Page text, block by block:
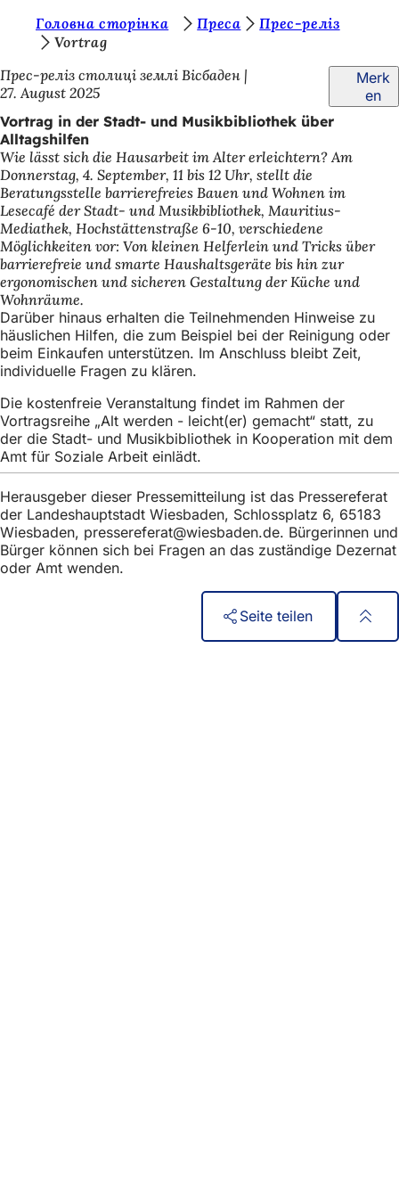
Inhalt anspringen
e
b
e
f
i
n
d
e
n
s
i
h
h
i
e
r
:
Головна сторінка Преса
Прес-реліз
Vortrag
Прес-реліз столиці землі Вісбаден
27. August 2025
Merk
en
Vortrag in der Stadt- und Musikbibliothek über
Alltagshilfen
Wie lässt sich die Hausarbeit im Alter erleichtern? Am
Donnerstag, 4. September, 11 bis 12 Uhr, stellt die
Beratungsstelle barrierefreies Bauen und Wohnen im
Lesecafé der Stadt- und Musikbibliothek, Mauritius-
Mediathek, Hochstättenstraße 6-10, verschiedene
Möglichkeiten vor: Von kleinen Helferlein und Tricks über
barrierefreie und smarte Haushaltsgeräte bis hin zur
ergonomischen und sicheren Gestaltung der Küche und
Wohnräume.
Darüber hinaus erhalten die Teilnehmenden Hinweise zu
häuslichen Hilfen, die zum Beispiel bei der Reinigung oder
beim Einkaufen unterstützen. Im Anschluss bleibt Zeit,
individuelle Fragen zu klären.
Die kostenfreie Veranstaltung findet im Rahmen der
Vortragsreihe „Alt werden - leicht(er) gemacht“ statt, zu
der die Stadt- und Musikbibliothek in Kooperation mit dem
Amt für Soziale Arbeit einlädt.
Herausgeber dieser Pressemitteilung ist das Pressereferat
der Landeshauptstadt Wiesbaden, Schlossplatz 6, 65183
Wiesbaden, pressereferat wiesbaden de. Bürgerinnen und
Bürger können sich bei Fragen an das zuständige Dezernat
oder Amt wenden.
Seite teilen